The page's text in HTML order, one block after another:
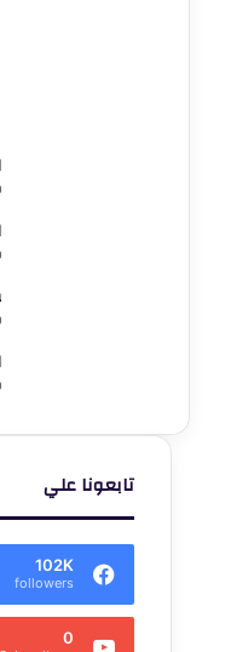
تابعونا علي
102K
followers
0